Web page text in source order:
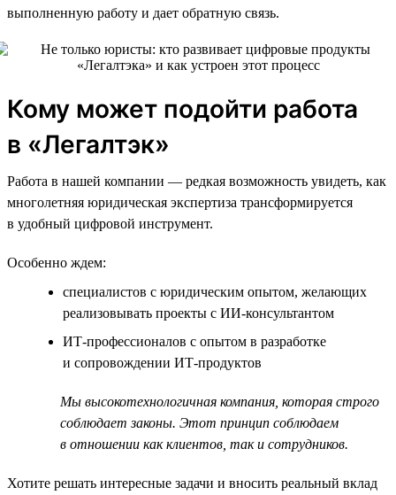
выполненную работу и дает обратную связь.
Кому может подойти работа
в «Легалтэк»
Работа в нашей компании — редкая возможность увидеть, как
многолетняя юридическая экспертиза трансформируется
в удобный цифровой инструмент.
Особенно ждем:
специалистов с юридическим опытом, желающих
реализовывать проекты с ИИ-консультантом
ИТ-профессионалов с опытом в разработке
и сопровождении ИТ-продуктов
Мы высокотехнологичная компания, которая строго
соблюдает законы. Этот принцип соблюдаем
в отношении как клиентов, так и сотрудников.
Хотите решать интересные задачи и вносить реальный вклад